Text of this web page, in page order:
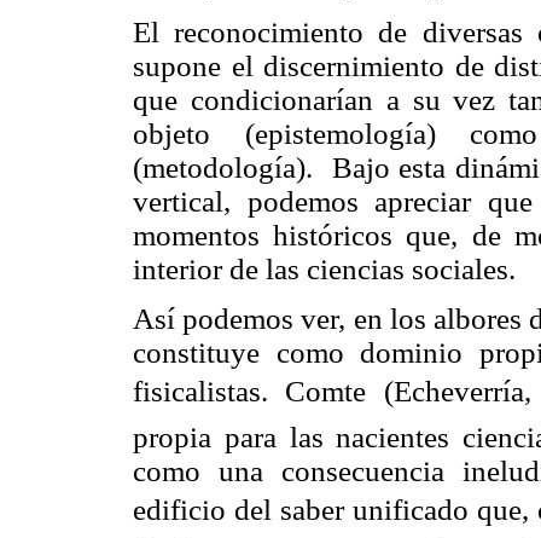
El reconocimiento de
supone el discernimiento de
que condicionarían a su vez
objeto (epistemología)
(metodología). Bajo esta
vertical, podemos apreciar
momentos históricos que, de
interior de las ciencias sociales.
Así podemos ver, en los albores
constituye como dominio
fisicalistas. Comte
propia para las nacientes
como una consecuencia
edificio del saber unificado